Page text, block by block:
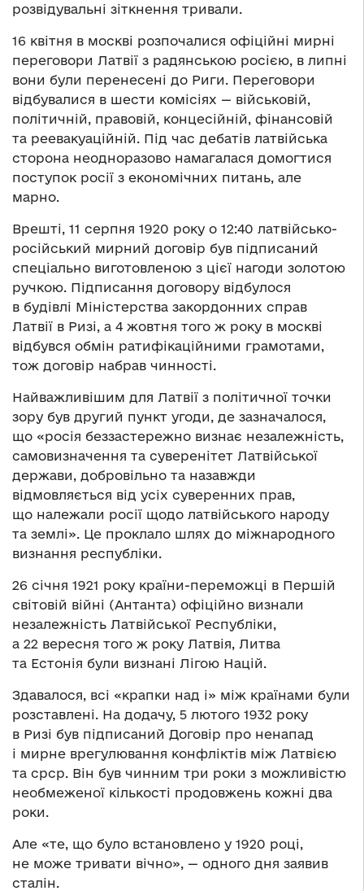
розвідувальні зіткнення тривали.
16 квітня в москві розпочалися офіційні мирні
переговори Латвії з радянською росією, в липні
вони були перенесені до Риги. Переговори
відбувалися в шести комісіях — військовій,
політичній, правовій, концесійній, фінансовій
та реевакуаційній. Під час дебатів латвійська
сторона неодноразово намагалася домогтися
поступок росії з економічних питань, але
марно.
Врешті, 11 серпня 1920 року о 12:40 латвійсько-
російський мирний договір був підписаний
спеціально виготовленою з цієї нагоди золотою
ручкою. Підписання договору відбулося
в будівлі Міністерства закордонних справ
Латвії в Ризі, а 4 жовтня того ж року в москві
відбувся обмін ратифікаційними грамотами,
тож договір набрав чинності.
Найважливішим для Латвії з політичної точки
зору був другий пункт угоди, де зазначалося,
що «росія беззастережно визнає незалежність,
самовизначення та суверенітет Латвійської
держави, добровільно та назавжди
відмовляється від усіх суверенних прав,
що належали росії щодо латвійського народу
та землі». Це проклало шлях до міжнародного
визнання республіки.
26 січня 1921 року країни-переможці в Першій
світовій війні (Антанта) офіційно визнали
незалежність Латвійської Республіки,
а 22 вересня того ж року Латвія, Литва
та Естонія були визнані Лігою Націй.
Здавалося, всі «крапки над і» між країнами були
розставлені. На додачу, 5 лютого 1932 року
в Ризі був підписаний Договір про ненапад
і мирне врегулювання конфліктів між Латвією
та срср. Він був чинним три роки з можливістю
необмеженої кількості продовжень кожні два
роки.
Але «те, що було встановлено у 1920 році,
не може тривати вічно», — одного дня заявив
сталін.